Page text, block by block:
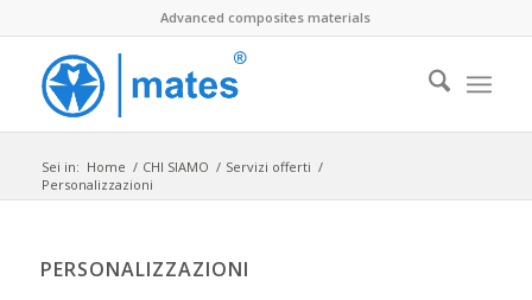
Advanced composites materials
Sei in: Home / CHI SIAMO / Servizi offerti /
Personalizzazioni
PERSONALIZZAZIONI